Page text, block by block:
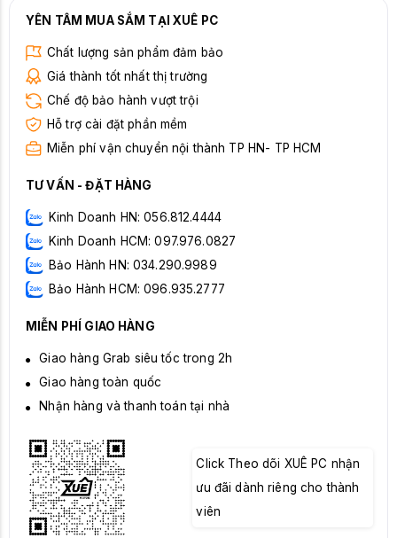
YÊN TÂM MUA SẮM TẠI XUÊ PC
Chất lượng sản phẩm đảm bảo
Giá thành tốt nhất thị trường
Chế độ bảo hành vượt trội
Hỗ trợ cài đặt phần mềm
Miễn phí vận chuyển nội thành TP HN- TP HCM
TƯ VẤN - ĐẶT HÀNG
Kinh Doanh HN: 056.812.4444
Kinh Doanh HCM: 097.976.0827
Bảo Hành HN: 034.290.9989
Bảo Hành HCM: 096.935.2777
MIỄN PHÍ GIAO HÀNG
Giao hàng Grab siêu tốc trong 2h
Giao hàng toàn quốc
Nhận hàng và thanh toán tại nhà
Click Theo dõi XUÊ PC nhận
ưu đãi dành riêng cho thành
viên